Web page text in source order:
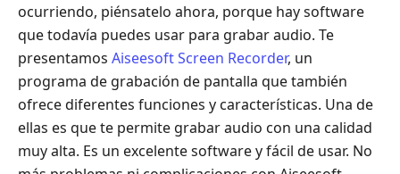
ocurriendo, piénsatelo ahora, porque hay software
que todavía puedes usar para grabar audio. Te
presentamos Aiseesoft Screen Recorder, un
programa de grabación de pantalla que también
ofrece diferentes funciones y características. Una de
ellas es que te permite grabar audio con una calidad
muy alta. Es un excelente software y fácil de usar. No